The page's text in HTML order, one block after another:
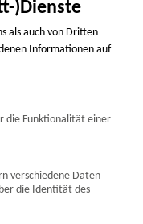
)Dienste
als auch von Dritten
Informationen auf
Endgerät abgerufen
Statistik-Cookies. Bei den
die technisch notwendig
die übrigen
erteilten Einwilligung
die das 16. Lebensjahr
der
jederzeit mit Wirkung
den Cookie-Banner
die Funktionalität einer
verschiedene Daten
die Identität des